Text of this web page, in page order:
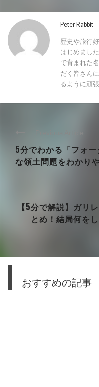
Peter Rabbit
歴史や旅行
はじめまし
で育まれた
だく皆さん
るように頑
5分でわかる「フォ
な領土問題をわかり
【5分で解説】ガリ
とめ！結局何を
おすすめの記事